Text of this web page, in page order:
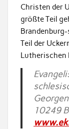
Christen der
größte Teil
Teil der
Lutherischen
10249